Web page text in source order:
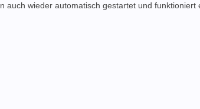
wieder automatisch gestartet und funktioniert